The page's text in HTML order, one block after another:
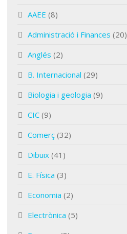
AAEE (8)
Administració i Finances (20)
Anglés (2)
B. Internacional (29)
Biologia i geologia (9)
CIC (9)
Comerç (32)
Dibuix (41)
E. Física (3)
Economia (2)
Electrònica (5)